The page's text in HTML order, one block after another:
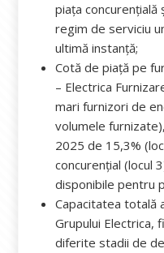
piața concurențială
regim de serviciu
ultimă instanță;
Cotă de piață pe
– Electrica
mari furnizori de
volumele
2025 de 15,3%
concurențial (locul
disponibile pentru
Capacitatea totală
Grupului Electrica,
diferite stadii de